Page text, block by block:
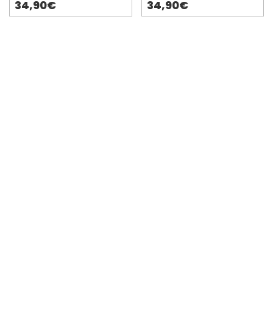
34,90€ 34,90€